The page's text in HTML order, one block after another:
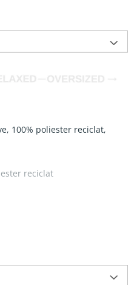
100% poliester reciclat,
reciclat
partea frontală centrală,